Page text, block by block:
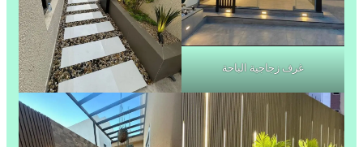
غرف زجاجية الباحة